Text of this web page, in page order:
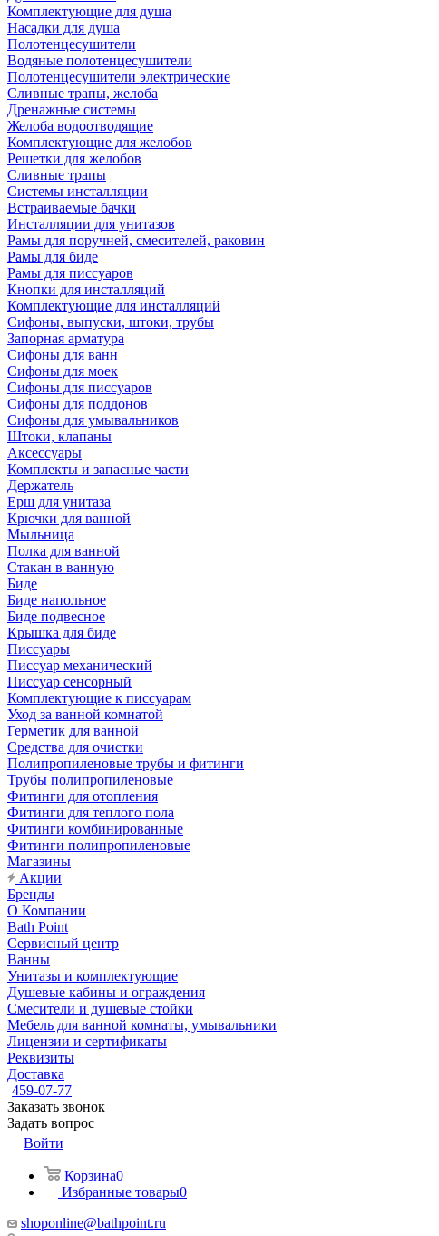
Комплектующие для душа
Насадки для душа
Полотенцесушители
Водяные полотенцесушители
Полотенцесушители электрические
Сливные трапы, желоба
Дренажные системы
Желоба водоотводящие
Комплектующие для желобов
Решетки для желобов
Сливные трапы
Системы инсталляции
Встраиваемые бачки
Инсталляции для унитазов
Рамы для поручней, смесителей, раковин
Рамы для биде
Рамы для писсуаров
Кнопки для инсталляций
Комплектующие для инсталляций
Сифоны, выпуски, штоки, трубы
Запорная арматура
Сифоны для ванн
Сифоны для моек
Сифоны для писсуаров
Сифоны для поддонов
Сифоны для умывальников
Штоки, клапаны
Аксессуары
Комплекты и запасные части
Держатель
Ерш для унитаза
Крючки для ванной
Мыльница
Полка для ванной
Стакан в ванную
Биде
Биде напольное
Биде подвесное
Крышка для биде
Писсуары
Писсуар механический
Писсуар сенсорный
Комплектующие к писсуарам
Уход за ванной комнатой
Герметик для ванной
Средства для очистки
Полипропиленовые трубы и фитинги
Трубы полипропиленовые
Фитинги для отопления
Фитинги для теплого пола
Фитинги комбинированные
Фитинги полипропиленовые
Магазины
Акции
Бренды
О Компании
Bath Point
Сервисный центр
Ванны
Унитазы и комплектующие
Душевые кабины и ограждения
Смесители и душевые стойки
Мебель для ванной комнаты, умывальники
Лицензии и сертификаты
Реквизиты
Доставка
459-07-77
Заказать звонок
Задать вопрос
Войти
Корзина0
Избранные товары0
shoponline@bathpoint.ru